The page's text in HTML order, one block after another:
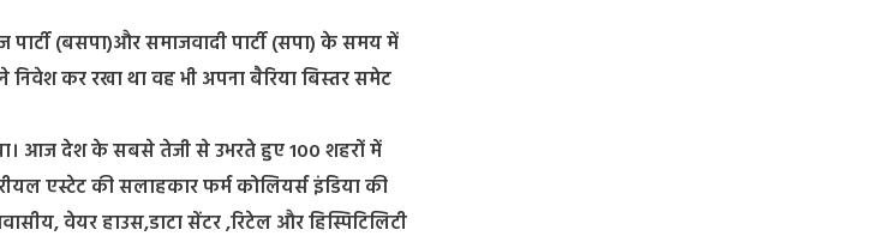
पार्टी (बसपा)और समाजवादी पार्टी (सपा) के समय में
निवेश कर रखा था वह भी अपना बैरिया बिस्तर समेट
आज देश के सबसे तेजी से उभरते हुए 100 शहरों में
एस्टेट की सलाहकार फर्म कोलियर्स इंडिया की
वेयर हाउस,डाटा सेंटर ,रिटेल और हिस्पिटिलिटी